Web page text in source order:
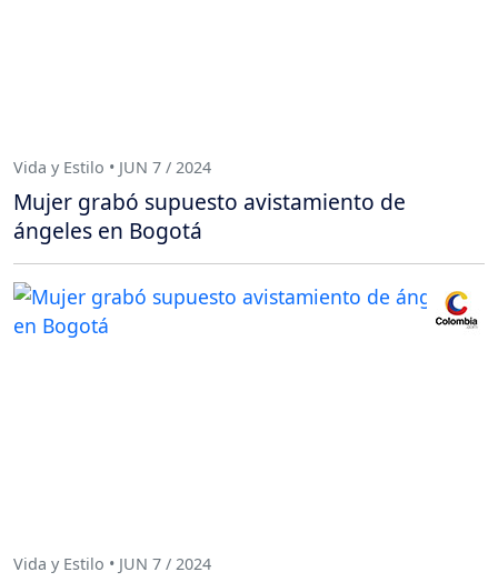
Vida y Estilo • JUN 7 / 2024
Mujer grabó supuesto avistamiento de
ángeles en Bogotá
Vida y Estilo • JUN 7 / 2024